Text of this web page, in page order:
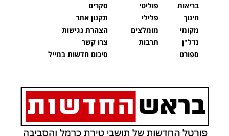
בריאות
חינוך
מקומי
נדל"ן
ספורט
פוליטי
פלילי
מומלצים
תרבות
סקרים
תקנון אתר
הצהרת נגישות
צרו קשר
סיכום חדשות במייל